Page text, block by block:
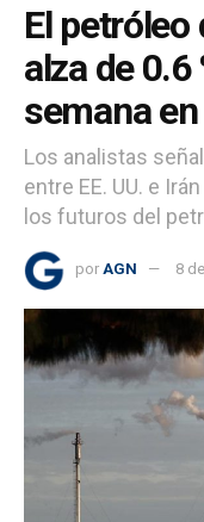
El petróleo
alza de 0.6
semana
Los analistas
entre EE. UU. e
los futuros del
por AGN 8